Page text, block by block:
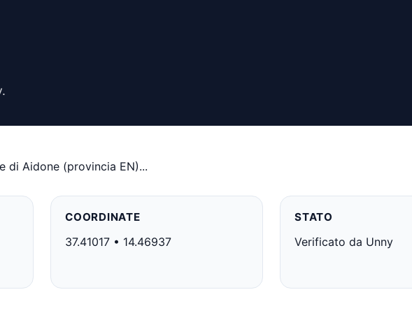
di Aidone (provincia EN)...
COORDINATE
37.41017 • 14.46937
STATO
Verificato da Unny